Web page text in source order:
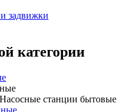
задвижки
категории